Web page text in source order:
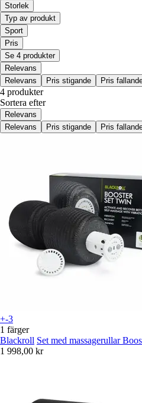
Storlek
Typ av produkt
Sport
Pris
Se 4 produkter
Relevans
Relevans
Pris stigande Pris
4 produkter
Sortera efter
Relevans
Relevans
Pris stigande Pris
+-3
1 färger
Blackroll Set med massagerullar
1 998,00 kr